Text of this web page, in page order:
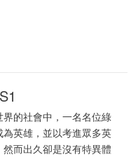
的社會中，一名名位綠
英雄，並以考進眾多英
而出久卻是沒有特異體